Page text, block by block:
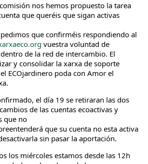
nos hemos propuesto la tarea
que queréis que sigan activas
pedimos que confirméis respondiendo al
vuestra voluntad de
de la red de intercambio. El
y consolidar la xarxa de soporte
ECOjardinero poda con Amor el
el día 19 se retiraran las dos
de las cuentas ecoactivas y
que no
que su cuenta no esta activa
sin pasar la aportación.
los miércoles estamos desde las 12h